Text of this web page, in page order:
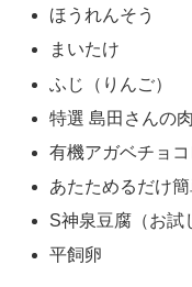
ほうれんそう
まいたけ
ふじ（りんご）
特選 島田さんの
有機アガベチョ
あたためるだけ
S神泉豆腐（お試
平飼卵